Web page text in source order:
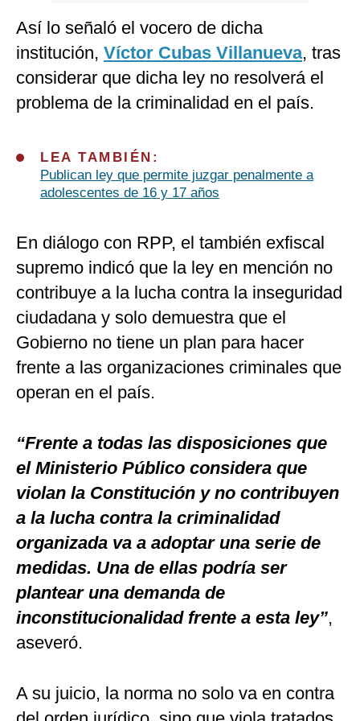
Así lo señaló el vocero de dicha
institución, Víctor Cubas Villanueva, tras
considerar que dicha ley no resolverá el
problema de la criminalidad en el país.
LEA TAMBIÉN:
Publican ley que permite juzgar penalmente a
adolescentes de 16 y 17 años
En diálogo con RPP, el también exfiscal
supremo indicó que la ley en mención no
contribuye a la lucha contra la inseguridad
ciudadana y solo demuestra que el
Gobierno no tiene un plan para hacer
frente a las organizaciones criminales que
operan en el país.
“Frente a todas las disposiciones que
el Ministerio Público considera que
violan la Constitución y no contribuyen
a la lucha contra la criminalidad
organizada va a adoptar una serie de
medidas. Una de ellas podría ser
plantear una demanda de
inconstitucionalidad frente a esta ley”,
aseveró.
A su juicio, la norma no solo va en contra